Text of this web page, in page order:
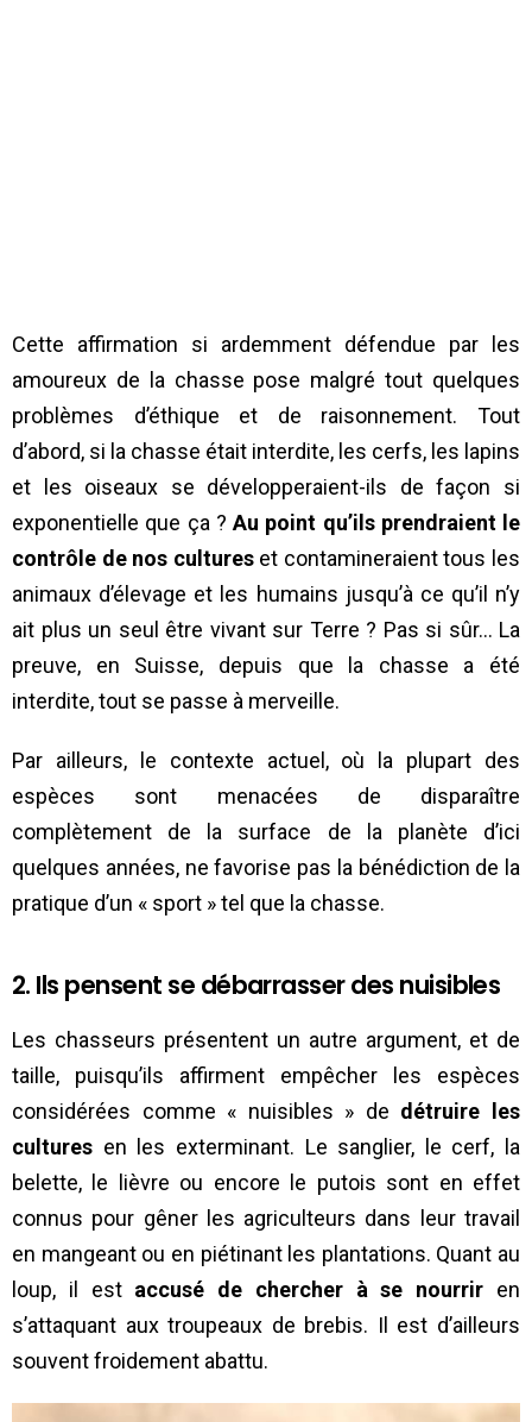
Cette affirmation si ardemment défendue par les
amoureux de la chasse pose malgré tout quelques
problèmes d’éthique et de raisonnement. Tout
d’abord, si la chasse était interdite, les cerfs, les lapins
et les oiseaux se développeraient-ils de façon si
exponentielle que ça ?Au point qu’ils prendraient le
contrôle de nos cultureset contamineraient tous les
animaux d’élevage et les humains jusqu’à ce qu’il n’y
ait plus un seul être vivant sur Terre ? Pas si sûr… La
preuve, en Suisse, depuis que la chasse a été
interdite, tout se passe à merveille.
Par ailleurs, le contexte actuel, où la plupart des
espèces sont menacées de disparaître
complètement de la surface de la planète d’ici
quelques années, ne favorise pas la bénédiction de la
pratique d’un « sport » tel que la chasse.
2. Ils pensent se débarrasser des nuisibles
Les chasseurs présentent un autre argument, et de
taille, puisqu’ils affirment empêcher les espèces
considérées comme « nuisibles » de détruire les
cultures en les exterminant. Le sanglier, le cerf, la
belette, le lièvre ou encore le putois sont en effet
connus pour gêner les agriculteurs dans leur travail
en mangeant ou en piétinant les plantations. Quant au
loup, il est accusé de chercher à se nourrir en
s’attaquant aux troupeaux de brebis. Il est d’ailleurs
souvent froidement abattu.